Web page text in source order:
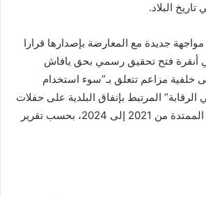
تاريخ البلاد.
جديدة مع المعارضة بإصدارها قرارا
في أنقرة فتح تحقيق رسمي بحق يافاش
خلفية مزاعم تتعلق بـ”سوء استخدام
المرتبط بإنفاق البلدية على حفلات
موسيقية خلال الفترة الممتدة من 2021 إلى 2024، بحسب تقرير